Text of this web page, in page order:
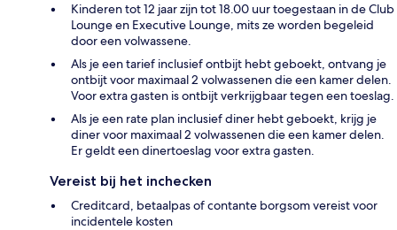
Kinderen tot 12 jaar zijn tot 18.00 uur toegestaan in de Club
Lounge en Executive Lounge, mits ze worden begeleid
door een volwassene.
Als je een tarief inclusief ontbijt hebt geboekt, ontvang je
ontbijt voor maximaal 2 volwassenen die een kamer delen.
Voor extra gasten is ontbijt verkrijgbaar tegen een toeslag.
Als je een rate plan inclusief diner hebt geboekt, krijg je
diner voor maximaal 2 volwassenen die een kamer delen.
Er geldt een dinertoeslag voor extra gasten.
Vereist bij het inchecken
Creditcard, betaalpas of contante borgsom vereist voor
incidentele kosten